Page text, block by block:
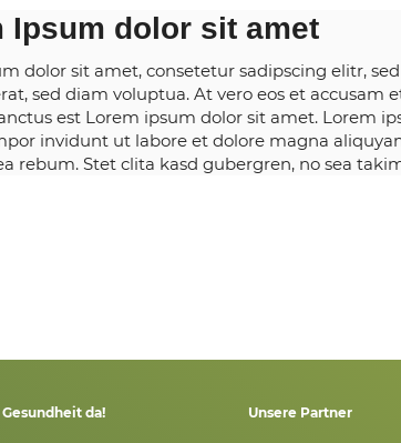
Ipsum dolor sit amet
dolor sit amet, consetetur sadipscing elitr,
sed diam voluptua. At vero eos et accusam
est Lorem ipsum dolor sit amet. Lorem
invidunt ut labore et dolore magna
rebum. Stet clita kasd gubergren, no sea
da! Unsere Partner